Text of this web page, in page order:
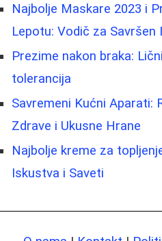
Najbolje Maskare 2023 i
Lepotu: Vodič za Savršen
Prezime nakon braka:
tolerancija
Savremeni Kućni Aparati:
Zdrave i Ukusne Hrane
Najbolje kreme za
Iskustva i Saveti